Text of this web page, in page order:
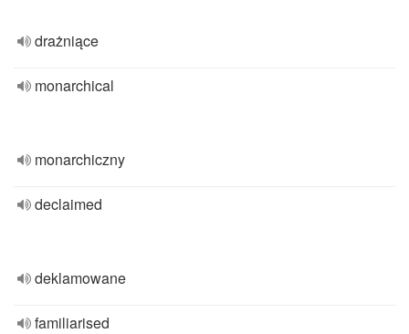
drażniące
monarchical
monarchiczny
declaimed
deklamowane
familiarised